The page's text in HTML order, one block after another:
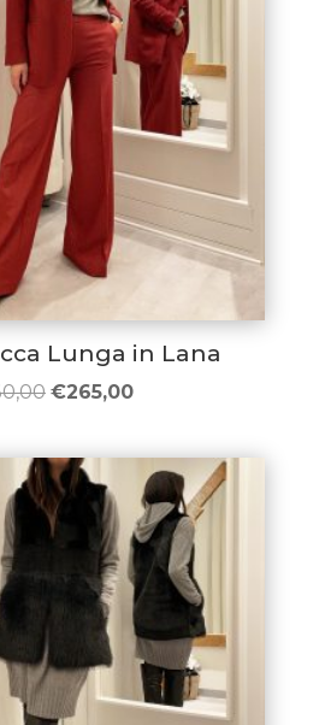
Lunga in Lana
Il
originale
era:
€530,00.
€265,00Il
attuale
è:
€265,00.